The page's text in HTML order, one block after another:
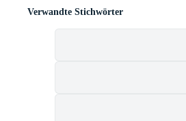
Verwandte Stichwörter